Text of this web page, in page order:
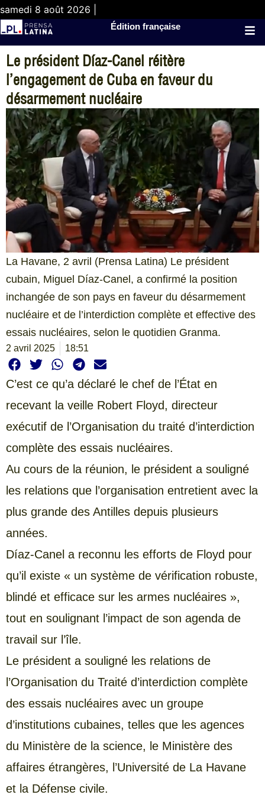
samedi 8 août 2026 |
Édition française
Le président Díaz-Canel réitère
l’engagement de Cuba en faveur du
désarmement nucléaire
La Havane, 2 avril (Prensa Latina) Le président
cubain, Miguel Díaz-Canel, a confirmé la position
inchangée de son pays en faveur du désarmement
nucléaire et de l’interdiction complète et effective des
essais nucléaires, selon le quotidien Granma.
2 avril 2025 18:51
C’est ce qu’a déclaré le chef de l’État en
recevant la veille Robert Floyd, directeur
exécutif de l’Organisation du traité d’interdiction
complète des essais nucléaires.
Au cours de la réunion, le président a souligné
les relations que l’organisation entretient avec la
plus grande des Antilles depuis plusieurs
années.
Díaz-Canel a reconnu les efforts de Floyd pour
qu’il existe « un système de vérification robuste,
blindé et efficace sur les armes nucléaires »,
tout en soulignant l’impact de son agenda de
travail sur l’île.
Le président a souligné les relations de
l’Organisation du Traité d’interdiction complète
des essais nucléaires avec un groupe
d’institutions cubaines, telles que les agences
du Ministère de la science, le Ministère des
affaires étrangères, l’Université de La Havane
et la Défense civile.